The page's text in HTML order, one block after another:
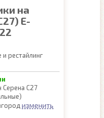
на
E-
и рестайлинг
Серена С27
изменить